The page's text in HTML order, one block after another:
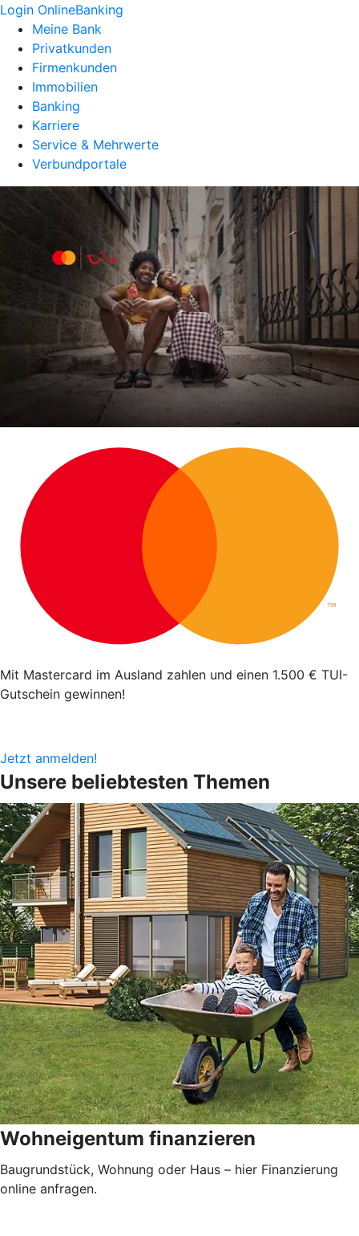
Login OnlineBanking
Meine Bank
Privatkunden
Firmenkunden
Immobilien
Banking
Karriere
Service & Mehrwerte
Verbundportale
Mit Mastercard im Ausland zahlen und einen 1.500 € TUI-
Gutschein gewinnen!
Jetzt anmelden!
Unsere beliebtesten Themen
Wohneigentum finanzieren
Baugrundstück, Wohnung oder Haus – hier Finanzierung
online anfragen.